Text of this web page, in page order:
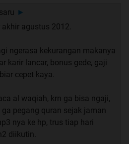
Intinya adalah keyakinan
90 hari pengalaman &
dan semoga sesepuh
kepada saya pribadi &
►
agustus 2012.
ngerasa kekurangan makanya
karir lancar, bonus gede, gaji
cepet kaya.
al waqiah, krn ga bisa ngaji,
pegang quran sejak jaman
nya ke hp, trus tiap hari
diikutin.